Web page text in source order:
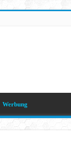
Werbung